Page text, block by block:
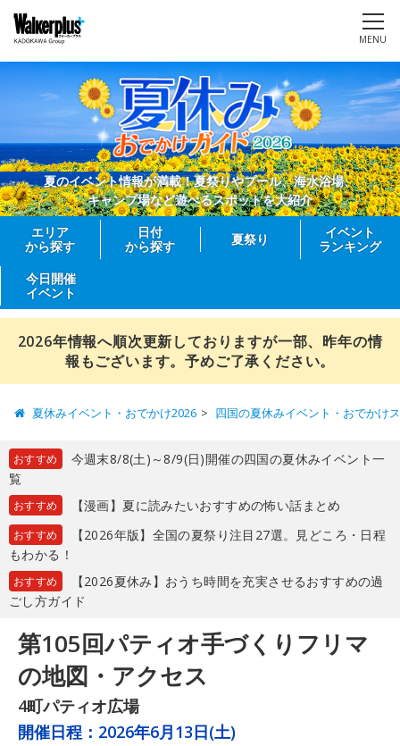
MENU
夏のイベント情報が満載！夏祭りやプール、海水浴場、
キャンプ場など遊べるスポットを大紹介
エリア
から探す
日付
から探す
夏祭り
イベント
ランキング
今日開催
イベント
2026年情報へ順次更新しておりますが一部、昨年の情
報もございます。予めご了承ください。
夏休みイベント・おでかけ2026 四国の夏休みイベント・おでかけ
おすすめ
今週末8/8(土)～8/9(日)開催の四国の夏休みイベント一
覧
おすすめ 【漫画】夏に読みたいおすすめの怖い話まとめ
おすすめ
【2026年版】全国の夏祭り注目27選。見どころ・日程
もわかる！
おすすめ
【2026夏休み】おうち時間を充実させるおすすめの過
ごし方ガイド
第105回パティオ手づくりフリマ
の地図・アクセス
4町パティオ広場
開催日程： 2026年6月13日(土)